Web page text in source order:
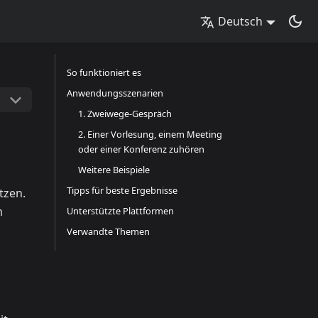
Deutsch
So funktioniert es
Anwendungsszenarien
1. Zweiwege-Gespräch
2. Einer Vorlesung, einem Meeting
oder einer Konferenz zuhören
Weitere Beispiele
Tipps für beste Ergebnisse
Unterstützte Plattformen
Verwandte Themen